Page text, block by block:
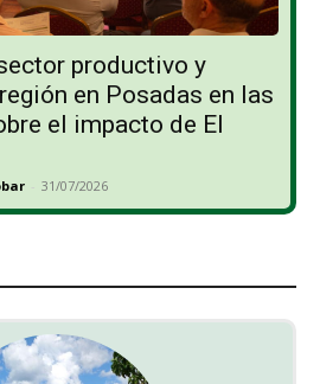
productivo y
en Posadas en las
el impacto de El
- 31/07/2026